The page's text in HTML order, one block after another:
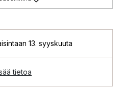
13. syyskuuta
tietoa